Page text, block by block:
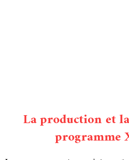
La production et
programme